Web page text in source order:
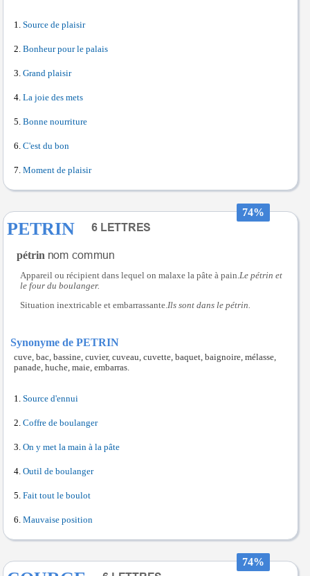
Source de plaisir
Bonheur pour le palais
Grand plaisir
La joie des mets
Bonne nourriture
C'est du bon
Moment de plaisir
74%
PETRIN
pétrin
Appareil ou récipient dans lequel on malaxe la pâte à pain.Le pétrin et
le four du boulanger.
Situation inextricable et embarrassante. Ils sont dans le pétrin.
Synonyme de PETRIN
cuve, bac, bassine, cuvier, cuveau, cuvette, baquet, baignoire, mélasse,
panade, huche, maie, embarras.
Source d'ennui
Coffre de boulanger
On y met la main à la pâte
Outil de boulanger
Fait tout le boulot
Mauvaise position
74%